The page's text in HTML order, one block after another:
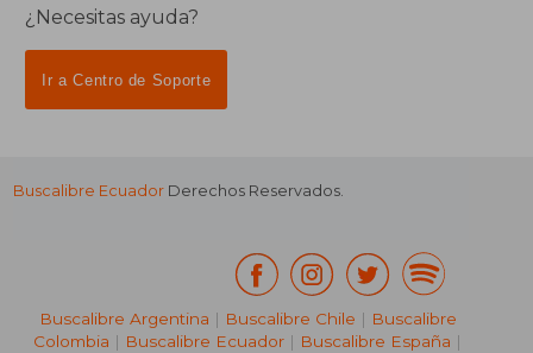
¿Necesitas ayuda?
Ir a Centro de Soporte
Buscalibre Ecuador Derechos Reservados.
Buscalibre Argentina | Buscalibre Chile | Buscalibre
Colombia | Buscalibre Ecuador | Buscalibre España |